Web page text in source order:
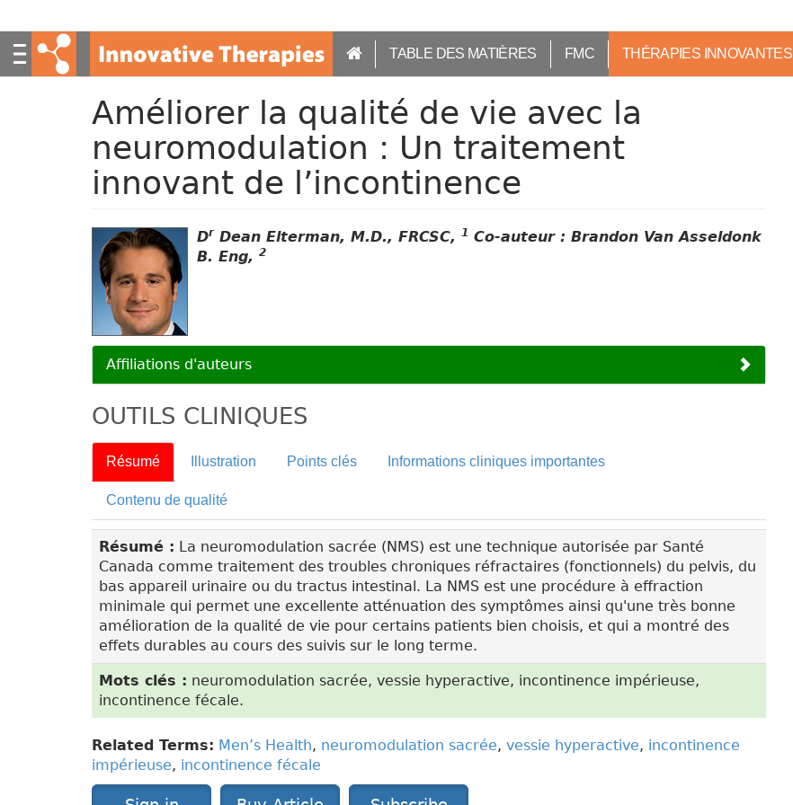
k
TABLE DES MATIÈRES FMC THÉRAPIES INNOVANTES
Améliorer la qualité de vie avec la
neuromodulation : Un traitement
innovant de l’incontinence
DrDean Elterman, M.D., FRCSC, 1 Co-auteur : Brandon Van Asseldonk
B. Eng, 2
Affiliations d'auteurs
OUTILS CLINIQUES
Résumé Illustration Points clés Informations cliniques importantes
Contenu de qualité
Résumé : La neuromodulation sacrée (NMS) est une technique autorisée par Santé
Canada comme traitement des troubles chroniques réfractaires (fonctionnels) du pelvis, du
bas appareil urinaire ou du tractus intestinal. La NMS est une procédure à effraction
minimale qui permet une excellente atténuation des symptômes ainsi qu'une très bonne
amélioration de la qualité de vie pour certains patients bien choisis, et qui a montré des
effets durables au cours des suivis sur le long terme.
Mots clés : neuromodulation sacrée, vessie hyperactive, incontinence impérieuse,
incontinence fécale.
Related Terms: Men’s Health, neuromodulation sacrée, vessie hyperactive, incontinence
impérieuse, incontinence fécale